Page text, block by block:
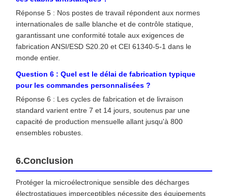
Réponse 5 : Nos postes de travail répondent aux normes
internationales de salle blanche et de contrôle statique,
garantissant une conformité totale aux exigences de
fabrication ANSI/ESD S20.20 et CEI 61340-5-1 dans le
monde entier.
Question 6 : Quel est le délai de fabrication typique
pour les commandes personnalisées ?
Réponse 6 : Les cycles de fabrication et de livraison
standard varient entre 7 et 14 jours, soutenus par une
capacité de production mensuelle allant jusqu'à 800
ensembles robustes.
6.Conclusion
Protéger la microélectronique sensible des décharges
électrostatiques imperceptibles nécessite des équipements